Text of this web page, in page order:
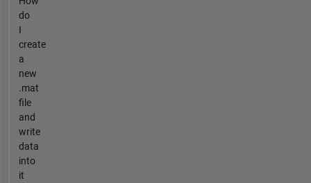
do
I
create
a
new
.mat
file
and
write
data
into
it